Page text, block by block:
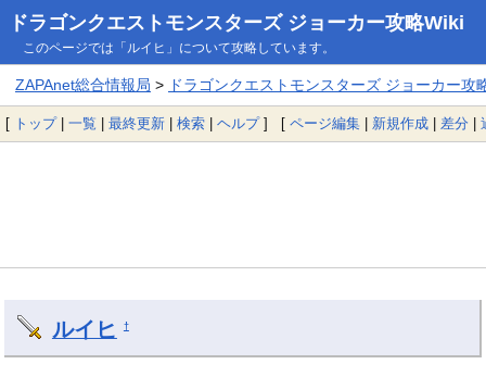
ドラゴンクエストモンスターズ ジョーカー攻略Wiki
このページでは「ルイヒ」について攻略しています。
ZAPAnet総合情報局 > ドラゴンクエストモンスターズ ジョーカー攻
[ トップ| 一覧 | 最終更新 | 検索 | ヘルプ] [ ページ編集 | 新規作成 | 差分 |
ルイヒ †